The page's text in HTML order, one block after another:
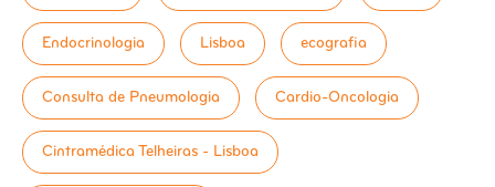
Endocrinologia Lisboa ecografia
Consulta de Pneumologia Cardio-Oncologia
Cintramédica Telheiras - Lisboa